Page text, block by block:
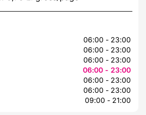
06:00 - 23:00
06:00 - 23:00
06:00 - 23:00
06:00 - 23:00
06:00 - 23:00
06:00 - 23:00
09:00 - 21:00